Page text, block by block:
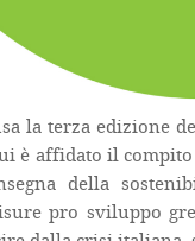
la terza edizione
è affidato il
della
pro sviluppo